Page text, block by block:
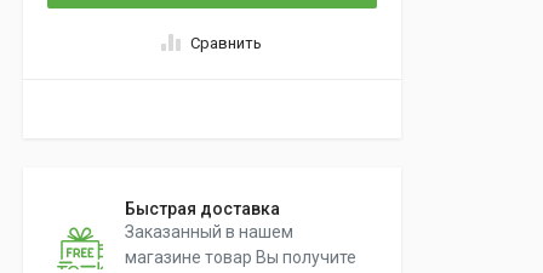
Сравнить
Быстрая доставка
Заказанный в нашем
магазине товар Вы получите